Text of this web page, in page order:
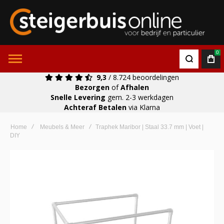
0
9,3 / 8.724 beoordelingen
Bezorgen ofAfhalen
Snelle Levering gem. 2-3 werkdagen
Achteraf Betalen via Klarna
Home Meubels & Meer
Traphek Maribor | Staal 33.7 mm | Voet |
DIY
afbeeldingen-